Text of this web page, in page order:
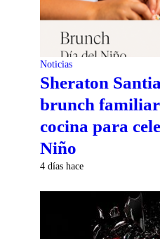
Noticias
Sheraton
brunch familiar
cocina para
Niño
4 días hace